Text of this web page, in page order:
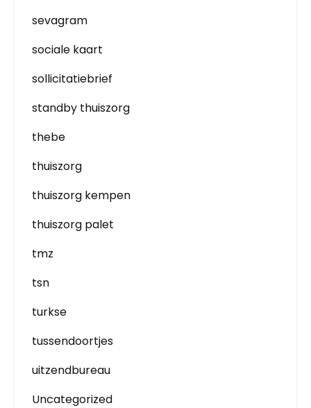
sevagram
sociale kaart
sollicitatiebrief
standby thuiszorg
thebe
thuiszorg
thuiszorg kempen
thuiszorg palet
tmz
tsn
turkse
tussendoortjes
uitzendbureau
Uncategorized